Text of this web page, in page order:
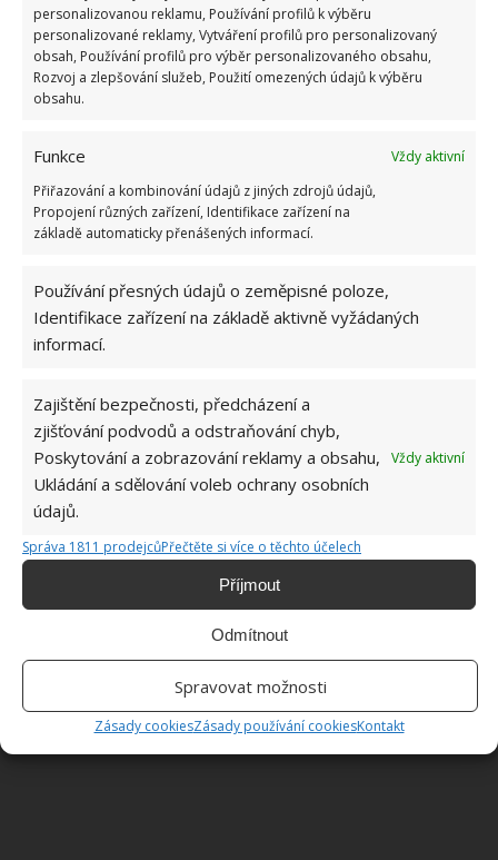
personalizovanou reklamu, Používání profilů k výběru
personalizované reklamy, Vytváření profilů pro personalizovaný
obsah, Používání profilů pro výběr personalizovaného obsahu,
Rozvoj a zlepšování služeb, Použití omezených údajů k výběru
obsahu.
Funkce
Vždy aktivní
Přiřazování a kombinování údajů z jiných zdrojů údajů,
Propojení různých zařízení, Identifikace zařízení na
základě automaticky přenášených informací.
Používání přesných údajů o zeměpisné poloze,
Identifikace zařízení na základě aktivně vyžádaných
informací.
Zajištění bezpečnosti, předcházení a
zjišťování podvodů a odstraňování chyb,
Poskytování a zobrazování reklamy a obsahu,
Ukládání a sdělování voleb ochrany osobních
údajů.
Vždy aktivní
Správa 1811 prodejcůPřečtěte si více o těchto účelech
Příjmout
Odmítnout
Spravovat možnosti
Zásady cookiesZásady používání cookiesKontakt
Dokonce zde ve spodním patře najdete i místo pro
relaxaci. Salonek s gaučem, kde nechybí ani
zásobený bar. Zatímco dnes zveme návštěvy hlavně
rozhovory nad sklenkou něčeho ostřejšího. Takový
pokoj by chtěl mít doma každý muž i dnes.